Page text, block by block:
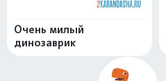
Очень милый
динозаврик